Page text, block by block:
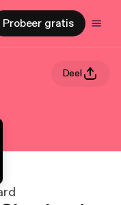
Probeer gratis
Deel